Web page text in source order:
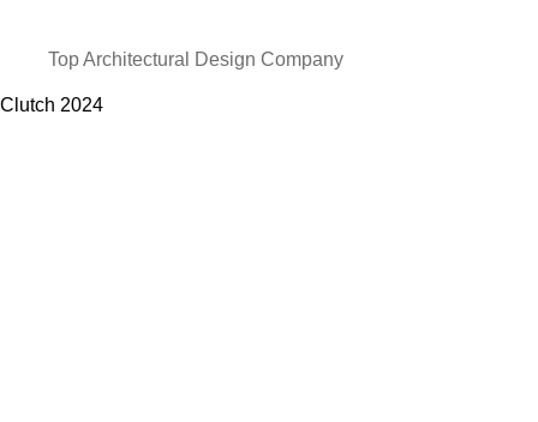
Top Architectural Design Company
Clutch 2024